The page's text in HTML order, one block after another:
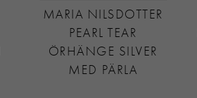
MARIA NILSDOTTER
PEARL TEAR
ÖRHÄNGE SILVER
MED PÄRLA